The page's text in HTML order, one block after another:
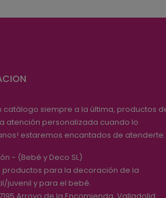
catálogo siempre a la última, productos
atención personalizada cuando lo
estaremos encantados de atenderte.
- (Bebé y Deco SL)
productos para la decoración de la
juvenil y para el bebé.
Arroyo de la Encomienda, Valladolid